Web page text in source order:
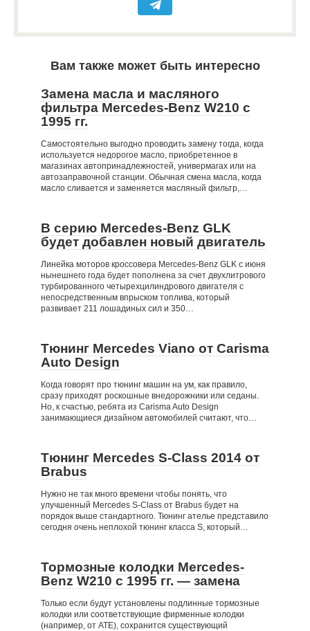
Вам также может быть интересно
Замена масла и масляного
фильтра Mercedes-Benz W210 c
1995 гг.
Самостоятельно выгодно проводить замену тогда, когда
используется недорогое масло, приобретенное в
магазинах автопринадлежностей, универмагах или на
автозаправочной станции. Обычная смена масла, когда
масло сливается и заменяется масляный фильтр,…
В серию Mercedes-Benz GLK
будет добавлен новый двигатель
Линейка моторов кроссовера Mercedes-Benz GLK с июня
нынешнего года будет пополнена за счет двухлитрового
турбированного четырехцилиндрового двигателя с
непосредственным впрыском топлива, который
развивает 211 лошадиных сил и 350…
Тюнинг Mercedes Viano от Carisma
Auto Design
Когда говорят про тюнинг машин на ум, как правило,
сразу приходят роскошные внедорожники или седаны.
Но, к счастью, ребята из Carisma Auto Design
занимающиеся дизайном автомобилей считают, что…
Тюнинг Mercedes S-Class 2014 от
Brabus
Нужно не так много времени чтобы понять, что
улучшенный Mercedes S-Class от Brabus будет на
порядок выше стандартного. Тюнинг ателье представило
сегодня очень неплохой тюнинг класса S, который…
Тормозные колодки Mercedes-
Benz W210 c 1995 гг. — замена
Только если будут установлены подлинные тормозные
колодки или соответствующие фирменные колодки
(например, от ATE), сохранится существующий